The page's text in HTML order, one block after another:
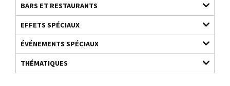
BARS ET RESTAURANTS
EFFETS SPÉCIAUX
ÉVÉNEMENTS SPÉCIAUX
THÉMATIQUES